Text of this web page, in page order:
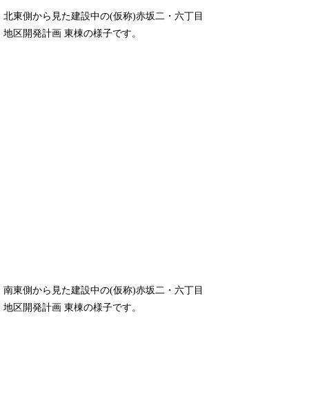
北東側から見た建設中の(仮称)赤坂二・六丁目
地区開発計画 東棟の様子です。
南東側から見た建設中の(仮称)赤坂二・六丁目
地区開発計画 東棟の様子です。